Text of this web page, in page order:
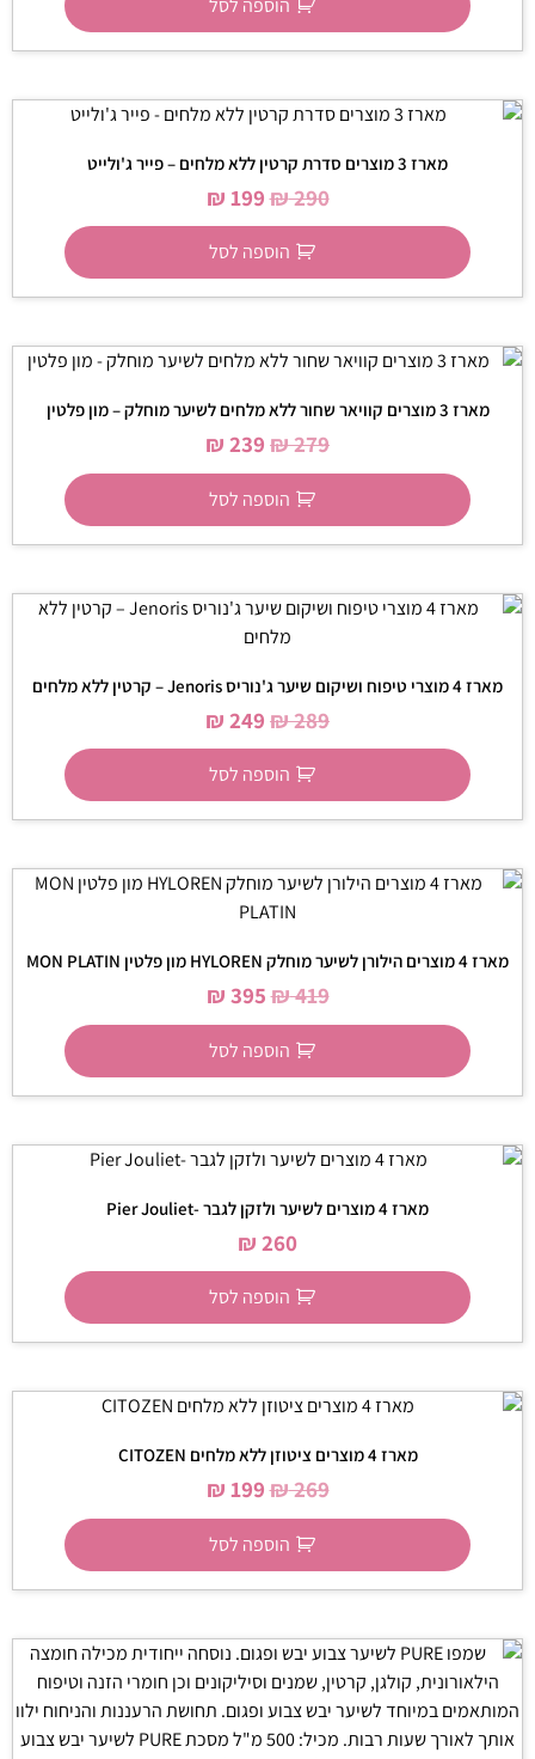
מארז 3 מוצרים סדרת קרטין ללא מלחים – פייר ג'ולייט
₪290
₪199
הוספה לסל
מארז 3 מוצרים קוויאר שחור ללא מלחים לשיער מוחלק – מון פלטין
₪279
₪239
הוספה לסל
מארז 4 מוצרי טיפוח ושיקום שיער ג'נוריס Jenoris – קרטין ללא מלחים
₪289
₪249
הוספה לסל
מארז 4 מוצרים הילורן לשיער מוחלק HYLOREN מון פלטין MON PLATIN
₪419
₪395
הוספה לסל
מארז 4 מוצרים לשיער ולזקן לגבר -Pier Jouliet
₪260
הוספה לסל
מארז 4 מוצרים ציטוזן ללא מלחים CITOZEN
₪269
₪199
הוספה לסל